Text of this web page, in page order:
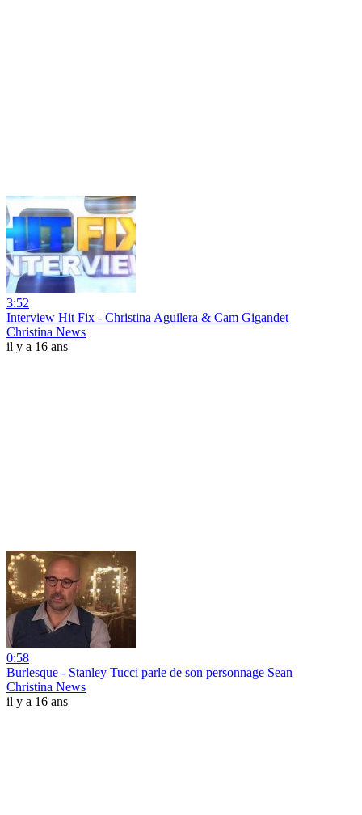
3:52
Interview Hit Fix - Christina Aguilera & Cam Gigandet
Christina News
il y a 16 ans
0:58
Burlesque - Stanley Tucci parle de son personnage Sean
Christina News
il y a 16 ans